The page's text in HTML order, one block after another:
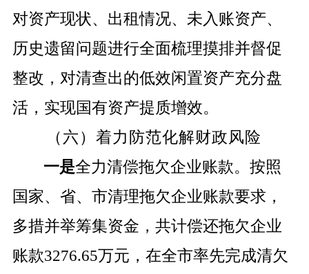
对资产现状、出租情况、未入账资产、
历史遗留问题进行全面梳理摸排并督促
整改，对清查出的低效闲置资产充分盘
活，实现国有资产提质增效。
（六）着力防范化解财政风险
一是全力清偿拖欠企业账款。按照
国家、省、市清理拖欠企业账款要求，
多措并举筹集资金，共计偿还拖欠企业
账款3276.65万元，在全市率先完成清欠